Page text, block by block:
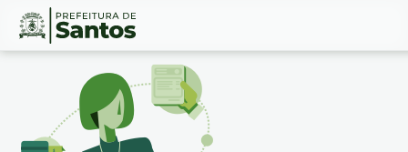
Ir
Conteúdo